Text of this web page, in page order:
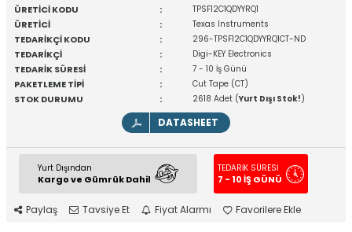
ÜRETİCİ KODU : TPSF12C1QDYYRQ1
ÜRETİCİ : Texas Instruments
TEDARİKÇİ KODU : 296-TPSF12C1QDYYRQ1CT-ND
TEDARİKÇİ : Digi-KEY Electronics
TEDARİK SÜRESİ : 7 - 10 İş Günü
PAKETLEME TİPİ : Cut Tape (CT)
STOK DURUMU : 2618 Adet (Yurt Dışı Stok!)
DATASHEET
Yurt Dışından
Kargo ve Gümrük Dahil
TEDARİK SÜRESİ
7 - 10 İŞ GÜNÜ
Paylaş Tavsiye Et Fiyat Alarmı Favorilere Ekle